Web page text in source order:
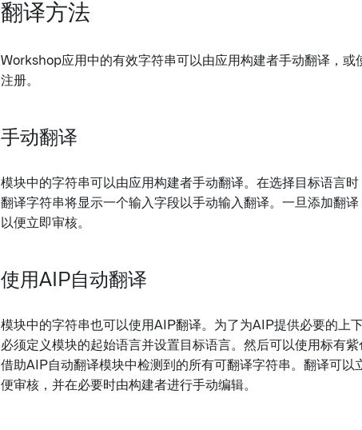
翻译方法
Workshop应用中的有效字符串可以由应用构建者手动翻译，或
注册。
手动翻译
模块中的字符串可以由应用构建者手动翻译。在选择目标语言时
翻译字符串将显示一个输入字段以手动输入翻译。一旦添加翻
以便立即审核。
使用AIP自动翻译
模块中的字符串也可以使用AIP翻译。为了为AIP提供必要的上
必须定义模块的起始语言并设置目标语言。然后可以使用标有
借助AIP自动翻译模块中检测到的所有可翻译字符串。翻译可以
便审核，并在必要时由构建者进行手动编辑。